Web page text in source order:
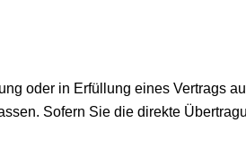
oder in Erfüllung eines Vertrags
Sofern Sie die direkte